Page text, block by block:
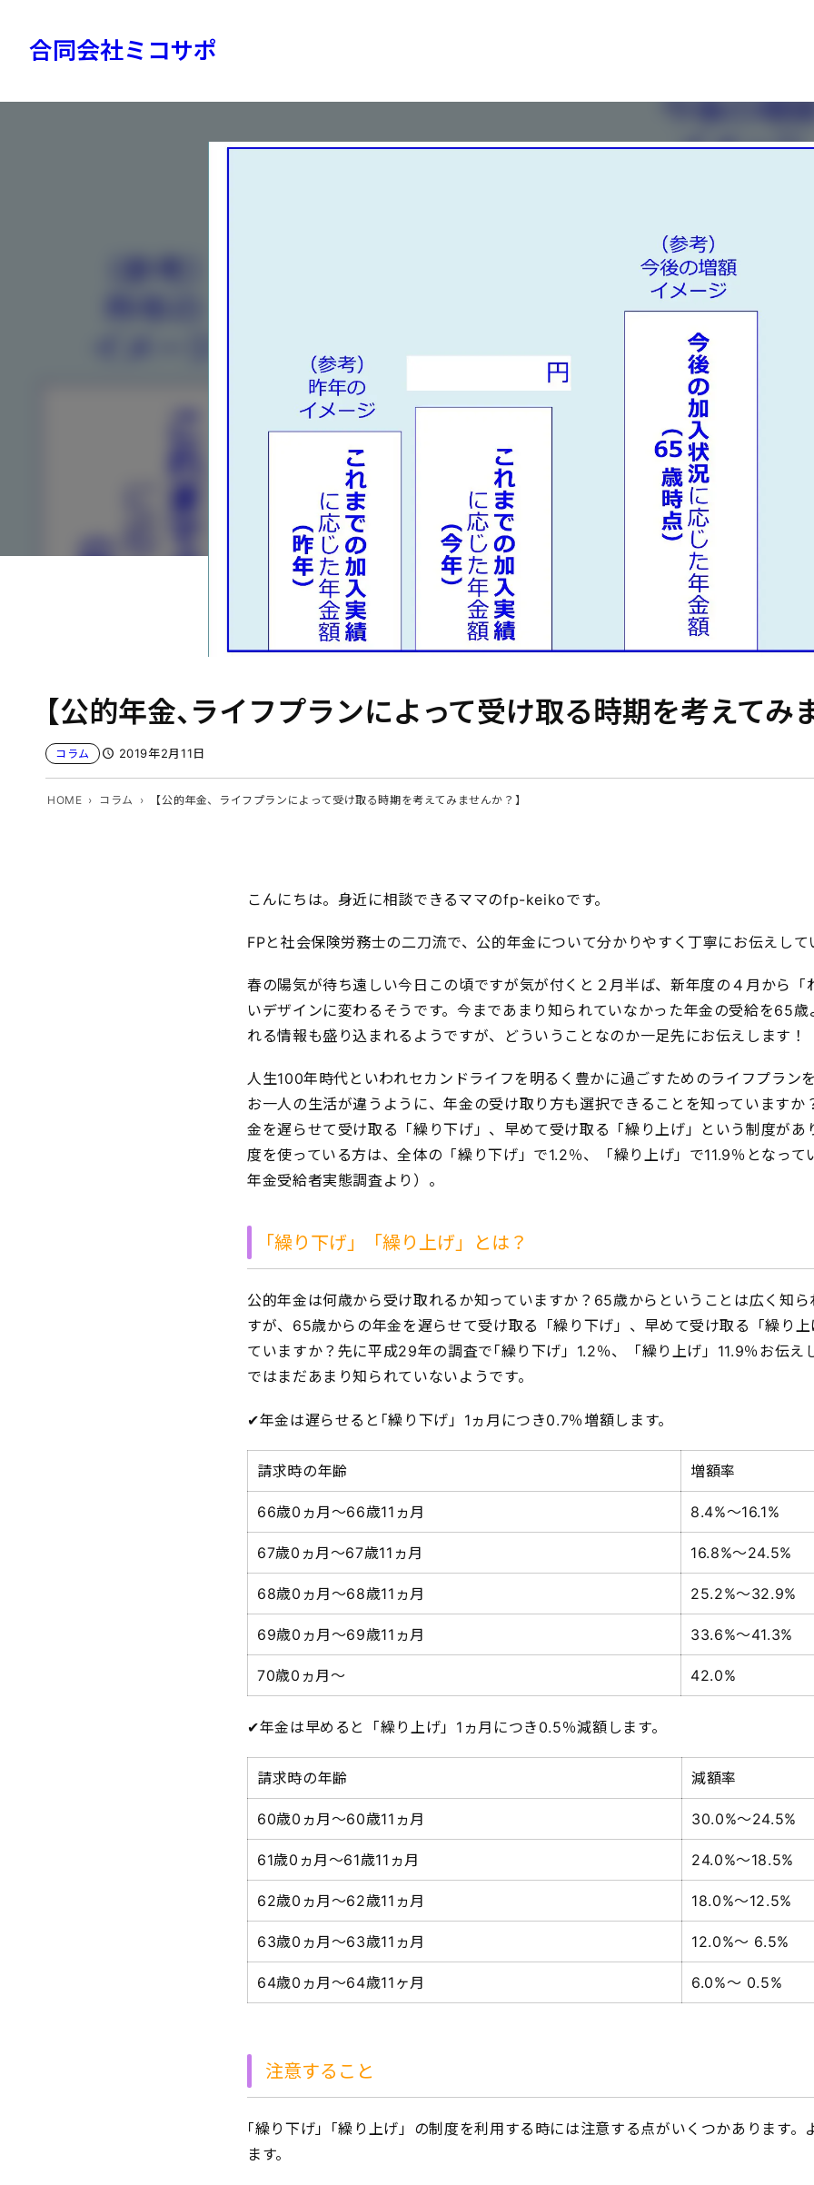
合同会社ミコサポ
【公的年金、ライフプランによって受け取る時期を考えてみ
コラム 2019年2月11日
HOME コラム 【公的年金、ライフプランによって受け取る時期を考えてみませんか？】
こんにちは。身近に相談できるママのfp-keikoです。
FPと社会保険労務士の二刀流で、公的年金について分かりやすく丁寧にお伝えして
春の陽気が待ち遠しい今日この頃ですが気が付くと２月半ば、新年度の４月から「
いデザインに変わるそうです。今まであまり知られていなかった年金の受給を65歳
れる情報も盛り込まれるようですが、どういうことなのか一足先にお伝えします！
人生100年時代といわれセカンドライフを明るく豊かに過ごすためのライフプラン
お一人の生活が違うように、年金の受け取り方も選択できることを知っていますか
金を遅らせて受け取る「繰り下げ」、早めて受け取る「繰り上げ」という制度があ
度を使っている方は、全体の「繰り下げ」で1.2％、「繰り上げ」で11.9％となっ
年金受給者実態調査より）。
｢繰り下げ」「繰り上げ」とは？
公的年金は何歳から受け取れるか知っていますか？65歳からということは広く知
すが、65歳からの年金を遅らせて受け取る「繰り下げ」、早めて受け取る「繰り
ていますか？先に平成29年の調査で｢繰り下げ」1.2％、「繰り上げ」11.9％お伝え
ではまだあまり知られていないようです。
✔年金は遅らせると｢繰り下げ」1ヵ月につき0.7％増額します。
請求時の年齢 増額率
66歳0ヵ月～66歳11ヵ月 8.4%～16.1%
67歳0ヵ月～67歳11ヵ月 16.8%～24.5%
68歳0ヵ月～68歳11ヵ月 25.2%～32.9%
69歳0ヵ月～69歳11ヵ月 33.6%～41.3%
70歳0ヵ月～ 42.0%
✔年金は早めると「繰り上げ」1ヵ月につき0.5％減額します。
請求時の年齢 減額率
60歳0ヵ月～60歳11ヵ月 30.0%～24.5%
61歳0ヵ月～61歳11ヵ月 24.0%～18.5%
62歳0ヵ月～62歳11ヵ月 18.0%～12.5%
63歳0ヵ月～63歳11ヵ月 12.0%～ 6.5%
64歳0ヵ月～64歳11ヶ月 6.0%～ 0.5%
注意すること
｢繰り下げ」｢繰り上げ」の制度を利用する時には注意する点がいくつかあります。
ます。